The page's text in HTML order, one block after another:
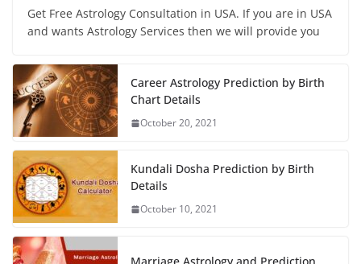
Get Free Astrology Consultation in USA. If you are in USA
and wants Astrology Services then we will provide you
Career Astrology Prediction by Birth
Chart Details
October 20, 2021
Kundali Dosha Prediction by Birth
Details
October 10, 2021